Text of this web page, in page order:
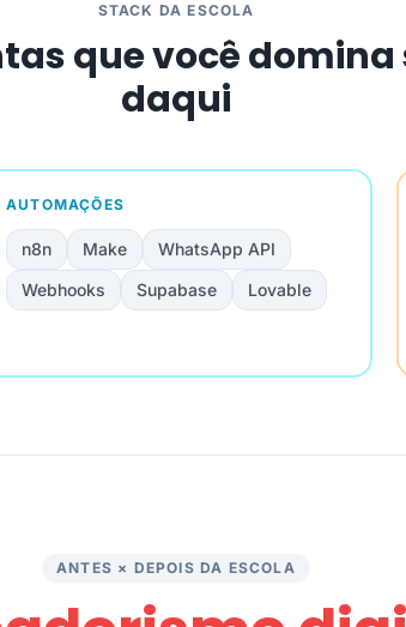
STACK DA ESCOLA
que você
daqui
AUTOMAÇÕES
n8n Make
WhatsApp API
Webhooks
Supabase Lovable
ANTES × DEPOIS DA ESCOLA